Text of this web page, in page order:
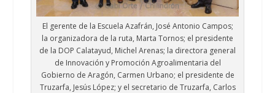
El gerente de la Escuela Azafrán, José Antonio Campos;
la organizadora de la ruta, Marta Tornos; el presidente
de la DOP Calatayud, Michel Arenas; la directora general
de Innovación y Promoción Agroalimentaria del
Gobierno de Aragón, Carmen Urbano; el presidente de
Truzarfa, Jesús López; y el secretario de Truzarfa, Carlos